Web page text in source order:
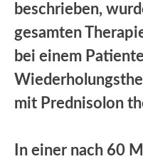
beschrieben,
gesamten
bei einem
mit Prednisolon
In einer nach 60